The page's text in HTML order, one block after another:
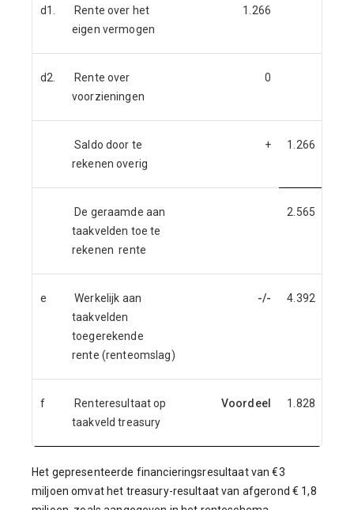
d1.
Rente over het
eigen vermogen
1.266
d2.
Rente over
voorzieningen
0
Saldo door te
rekenen overig
+ 1.266
De geraamde aan
taakvelden toe te
rekenen rente
2.565
e
Werkelijk aan
taakvelden
toegerekende
rente (renteomslag)
-/- 4.392
f
Renteresultaat op
taakveld treasury
Voordeel 1.828
Het gepresenteerde financieringsresultaat van €3
miljoen omvat het treasury-resultaat van afgerond € 1,8